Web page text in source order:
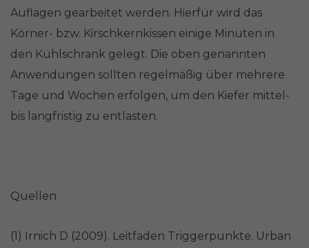
Auflagen gearbeitet werden. Hierfür wird das
Körner- bzw. Kirschkernkissen einige Minuten in
den Kühlschrank gelegt. Die oben genannten
Anwendungen sollten regelmäßig über mehrere
Tage und Wochen erfolgen, um den Kiefer mittel-
bis langfristig zu entlasten.
Quellen
(1) Irnich D (2009). Leitfaden Triggerpunkte. Urban